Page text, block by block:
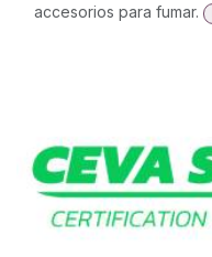
accesorios para fumar.